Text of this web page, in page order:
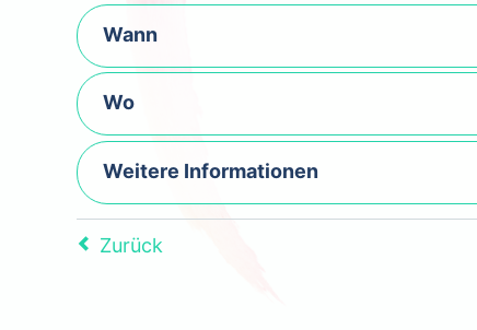
Wann
Wo
Weitere Informationen
Zurück